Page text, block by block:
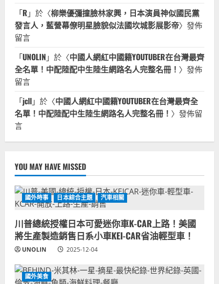
「R 」於〈柳樂優彌撞臉林家興，日本演員神似國民黨
發言人，藍營幕僚明星臉貌似法國坎城影展影帝〉發佈
留言
「UNOLIN 」於〈中國人網紅中國籍YOUTUBER在台灣最齊
全名單！中配陸配中生陸生網路名人完整名冊！ 〉發佈
留言
「jcll」於〈中國人網紅中國籍YOUTUBER在台灣最齊全
名單！中配陸配中生陸生網路名人完整名冊！ 〉發佈留
言
YOU MAY HAVE MISSED
國外時事 日本綜合主題 汽車相關
川普總統授權日本可愛迷你車K-CAR上路！美國
將生產製造銷售日系小車KEI-CAR省油輕型車！
UNOLIN 2025-12-04
國外美食